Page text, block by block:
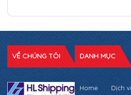
VỀ CHÚNG TÔI DANH MỤC
Home
Dịch